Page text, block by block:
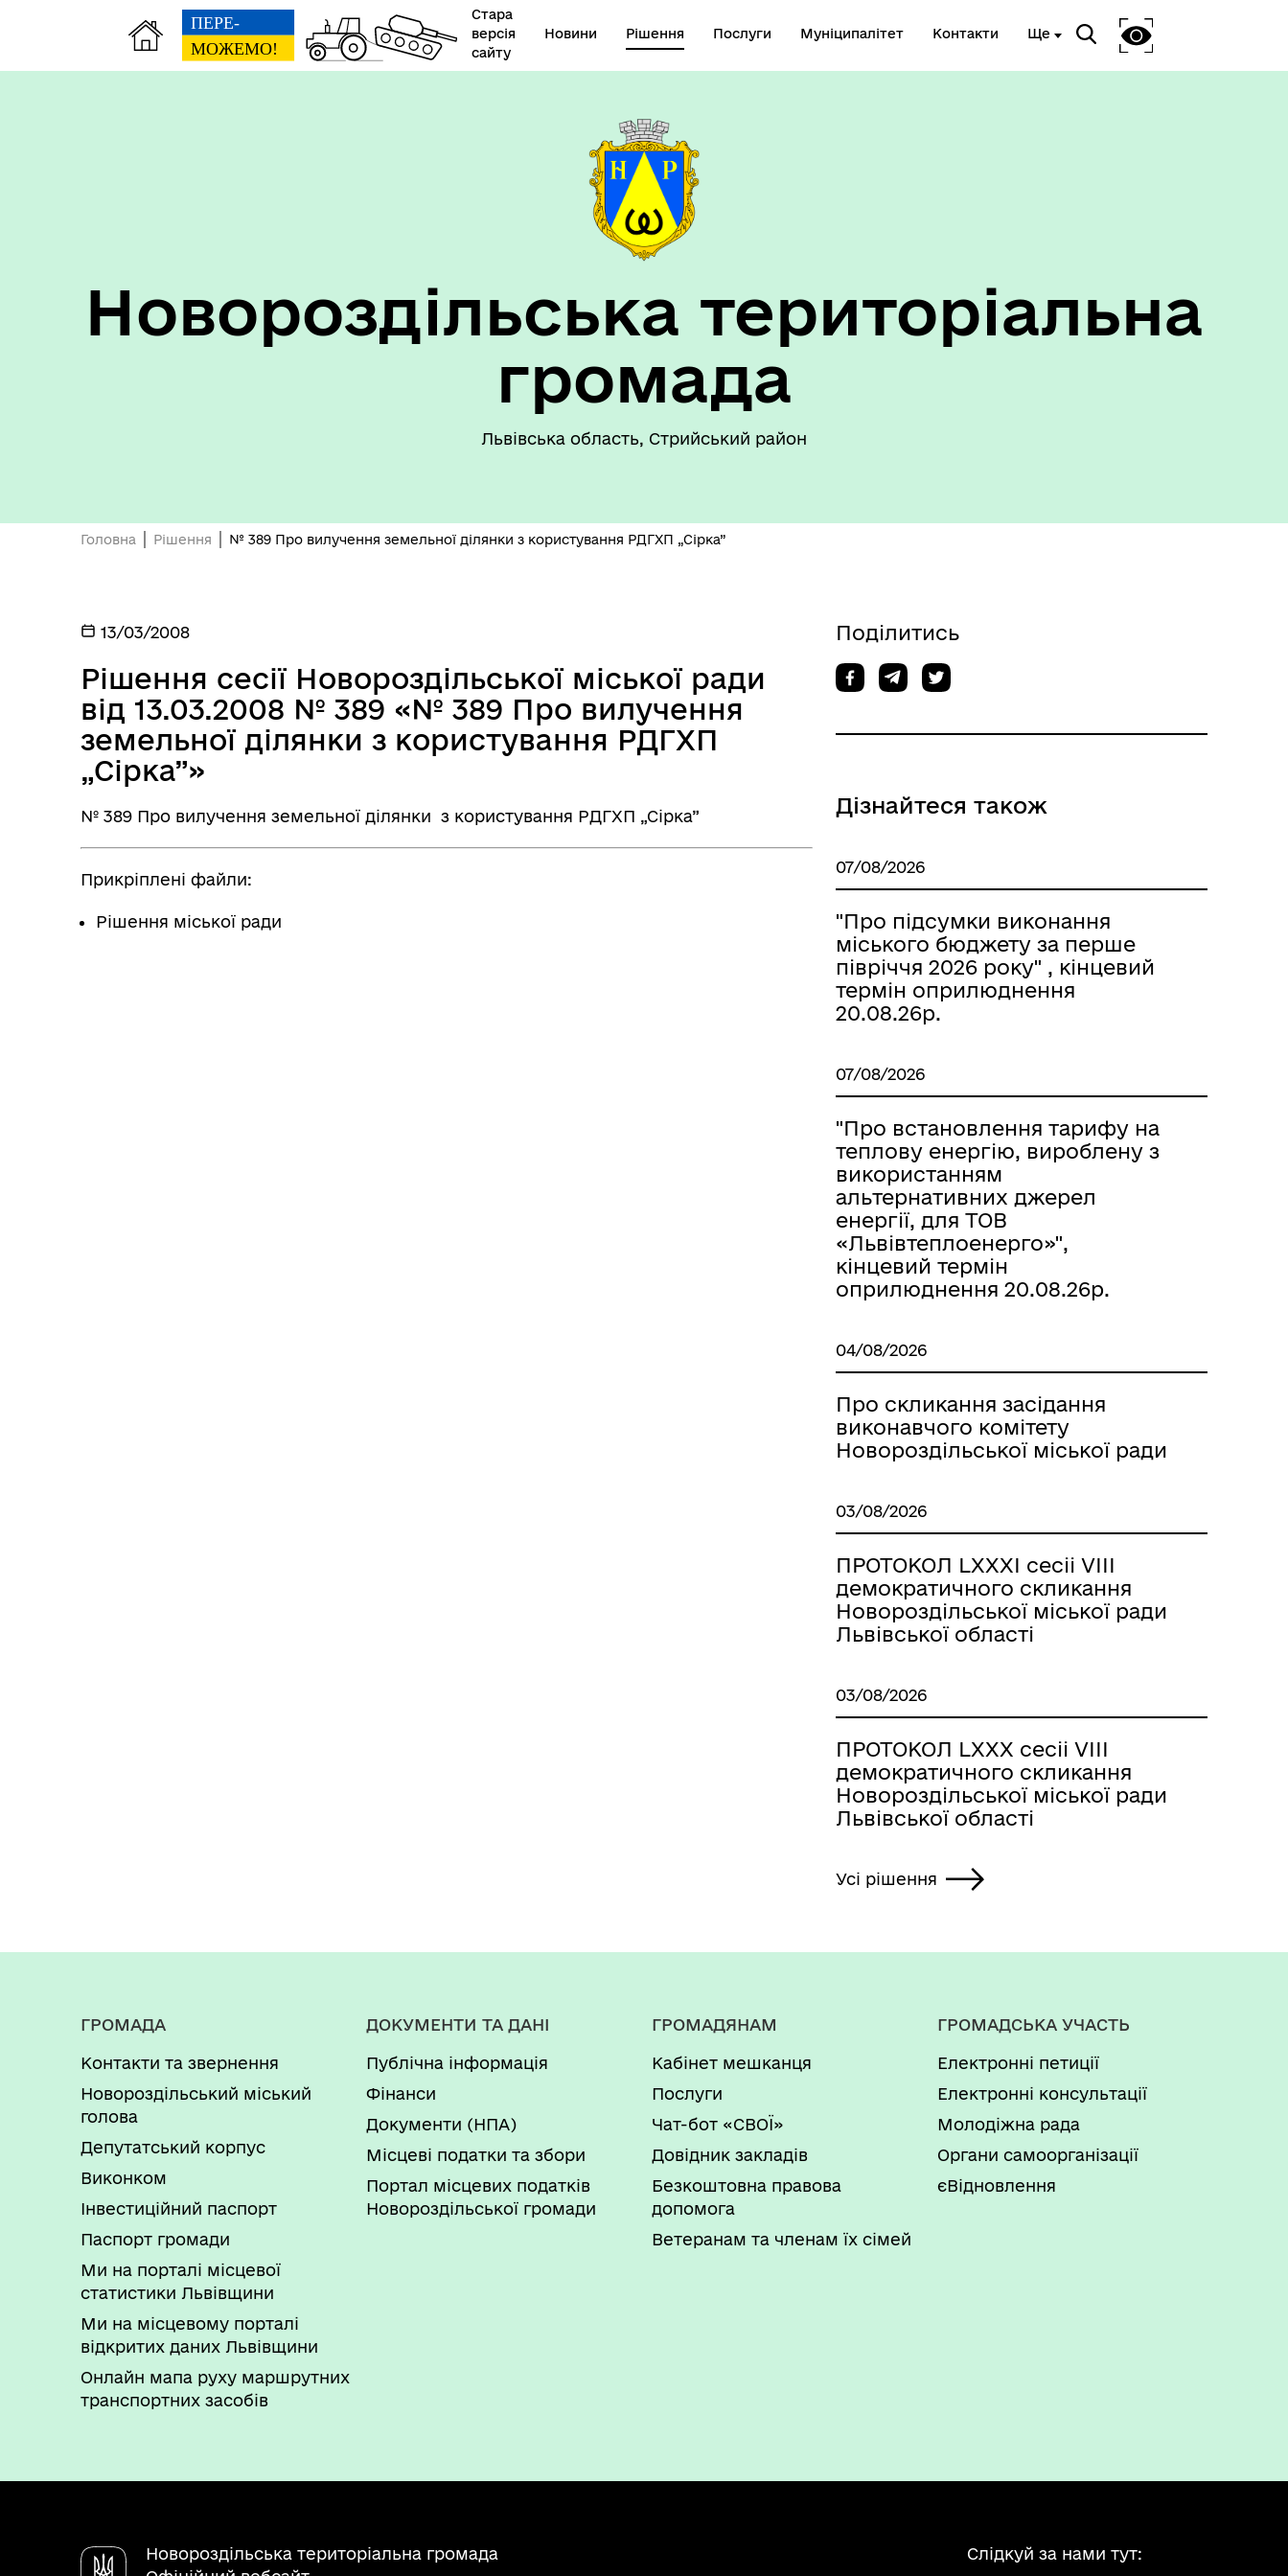
Стара
версія
сайту
Новини Рішення Послуги Муніципалітет Контакти Ще
Оплата праці
Контакти та розпорядок
СПАДЩИНИ
НОВОРОЗДІЛЬСЬКОЇ
ТЕРИТОРІАЛЬНОЇ ГРОМАДИ
Діяльність
"Воєнний ( Надзвичайний)
Новороздільська територіальна
громада
Львівська область, Стрийський район
Головна Рішення № 389 Про вилучення земельної ділянки з користування РДГХП „Сірка”
13/03/2008
Рішення сесії Новороздільської міської ради
від 13.03.2008 № 389 «№ 389 Про вилучення
земельної ділянки з користування РДГХП
„Сірка”»
№ 389 Про вилучення земельної ділянки з користування РДГХП „Сірка”
Прикріплені файли:
Рішення міської ради
Поділитись
Дізнайтеся також
07/08/2026
"Про підсумки виконання
міського бюджету за перше
півріччя 2026 року" , кінцевий
термін оприлюднення
20.08.26р.
07/08/2026
"Про встановлення тарифу на
теплову енергію, вироблену з
використанням
альтернативних джерел
енергії, для ТОВ
«Львівтеплоенерго»",
кінцевий термін
оприлюднення 20.08.26р.
04/08/2026
Про скликання засідання
виконавчого комітету
Новороздільської міської ради
03/08/2026
ПРОТОКОЛ LХХХІ сесіі VІІІ
демократичного скликання
Новороздільської міської ради
Львівської області
03/08/2026
ПРОТОКОЛ LХХХ сесіі VІІІ
демократичного скликання
Новороздільської міської ради
Львівської області
Усі рішення
ГРОМАДА
Контакти та звернення
Новороздільський міський
голова
Депутатський корпус
Виконком
Інвестиційний паспорт
Паспорт громади
Ми на порталі місцевої
статистики Львівщини
Ми на місцевому порталі
відкритих даних Львівщини
Онлайн мапа руху маршрутних
транспортних засобів
ДОКУМЕНТИ ТА ДАНІ
Публічна інформація
Фінанси
Документи (НПА)
Місцеві податки та збори
Портал місцевих податків
Новороздільської громади
ГРОМАДЯНАМ
Кабінет мешканця
Послуги
Чат-бот «СВОЇ»
Довідник закладів
Безкоштовна правова
допомога
Ветеранам та членам їх сімей
ГРОМАДСЬКА УЧАСТЬ
Електронні петиції
Електронні консультації
Молодіжна рада
Органи самоорганізації
єВідновлення
Новороздільська територіальна громада
Слідкуй за нами тут: